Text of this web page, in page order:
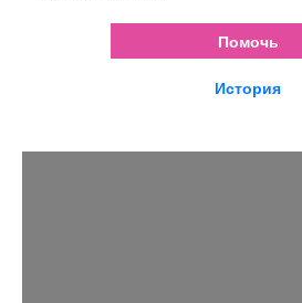
Помочь
История